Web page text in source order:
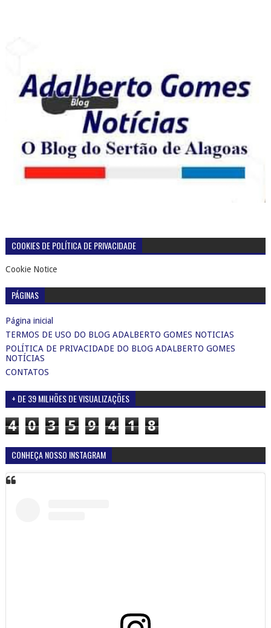
COOKIES DE POLÍTICA DE PRIVACIDADE
PÁGINAS
Página inicial
+ DE 39 MILHÕES DE VISUALIZAÇÕES
4 0 3 5 9 4 1 8
CONHEÇA NOSSO INSTAGRAM